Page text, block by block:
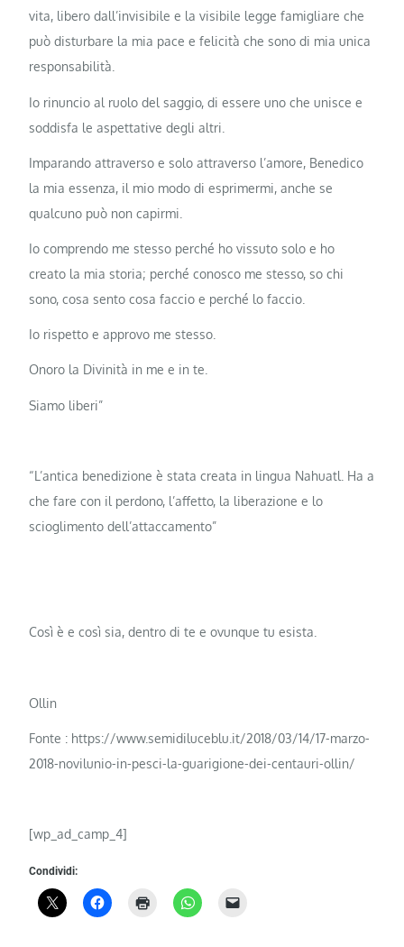
vita, libero dall’invisibile e la visibile legge famigliare che
può disturbare la mia pace e felicità che sono di mia unica
responsabilità.
Io rinuncio al ruolo del saggio, di essere uno che unisce e
soddisfa le aspettative degli altri.
Imparando attraverso e solo attraverso l’amore, Benedico
la mia essenza, il mio modo di esprimermi, anche se
qualcuno può non capirmi.
Io comprendo me stesso perché ho vissuto solo e ho
creato la mia storia; perché conosco me stesso, so chi
sono, cosa sento cosa faccio e perché lo faccio.
Io rispetto e approvo me stesso.
Onoro la Divinità in me e in te.
Siamo liberi”
“L’antica benedizione è stata creata in lingua Nahuatl. Ha a
che fare con il perdono, l’affetto, la liberazione e lo
scioglimento dell’attaccamento”
Così è e così sia, dentro di te e ovunque tu esista.
Ollin
Fonte : https://www.semidiluceblu.it/2018/03/14/17-marzo-
2018-novilunio-in-pesci-la-guarigione-dei-centauri-ollin/
[wp_ad_camp_4]
Condividi: